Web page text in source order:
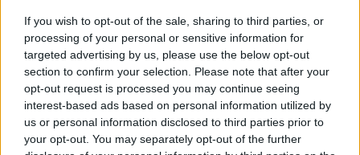
If you wish to opt-out of the sale, sharing to third parties, or
processing of your personal or sensitive information for
targeted advertising by us, please use the below opt-out
section to confirm your selection. Please note that after your
opt-out request is processed you may continue seeing
interest-based ads based on personal information utilized by
us or personal information disclosed to third parties prior to
your opt-out. You may separately opt-out of the further
και μάθετε πρώτοι όλες τις ειδήσεις
Δείτε όλες τις τελευταίεςΕιδήσεις από την Ελλάδα
και τον Κόσμο στο